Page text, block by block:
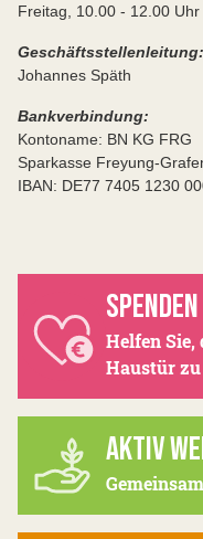
Freitag, 10.00 - 12.00 Uhr
Geschäftsstellenleitung:
Johannes Späth
Bankverbindung:
Kontoname: BN KG FRG
Sparkasse Freyung-
IBAN: DE77 7405 1230
SPENDEN
Helfen
Haustür
AKTIV